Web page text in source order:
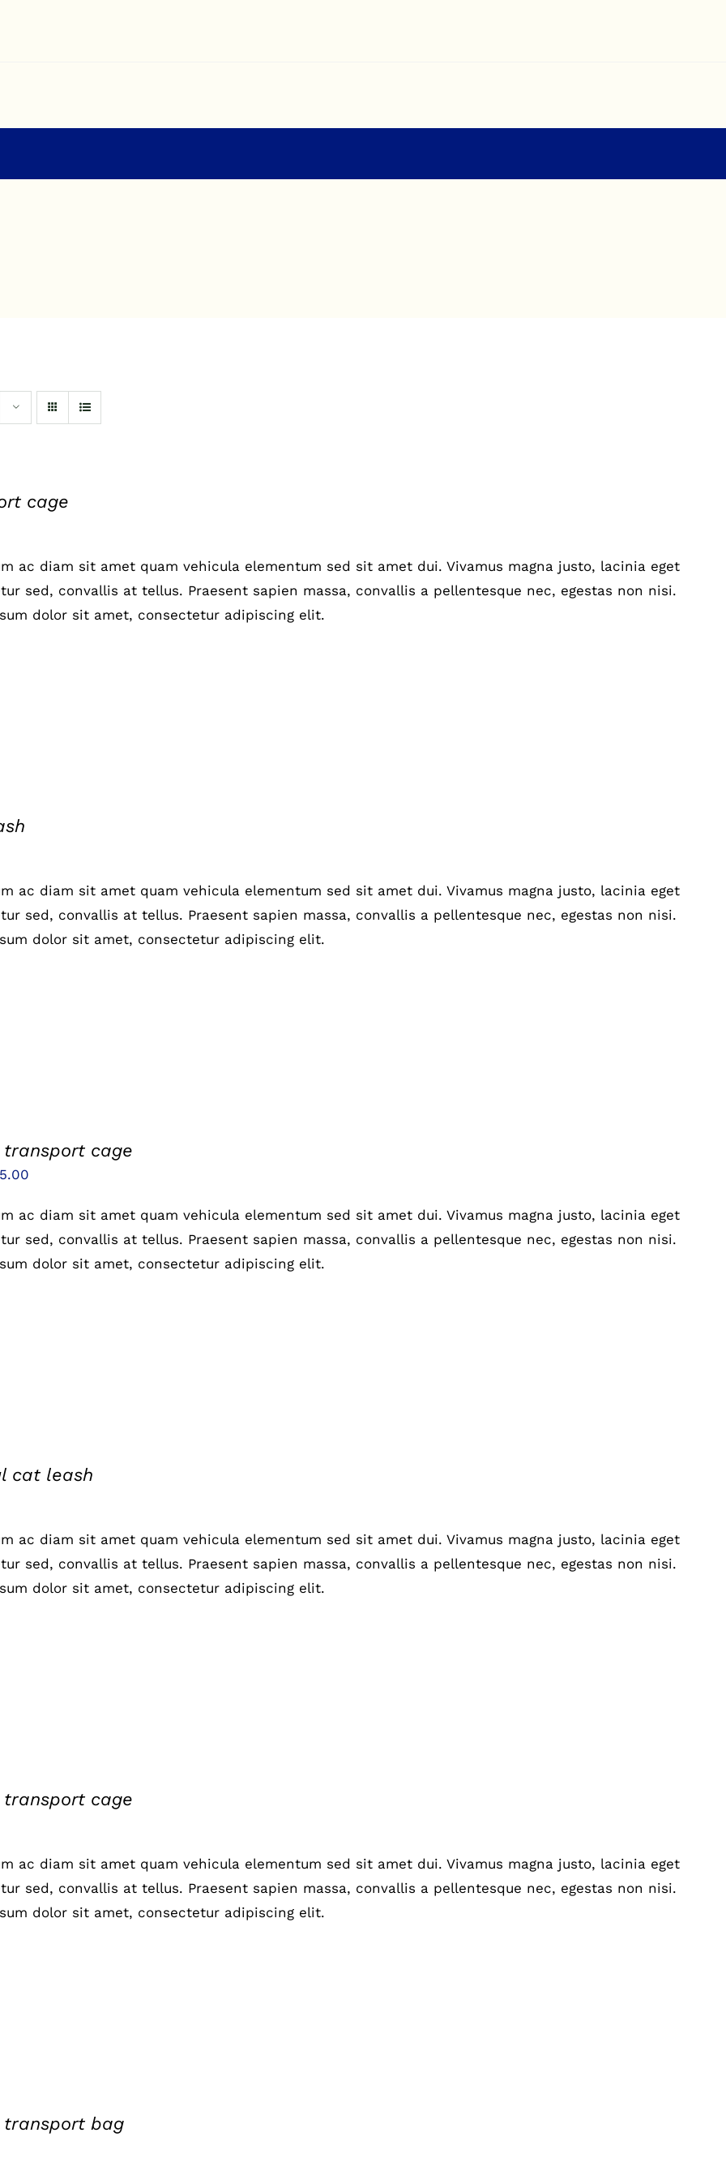
cage
ac diam sit amet quam vehicula elementum sed sit amet dui. Vivamus magna justo, lacinia eget
sed, convallis at tellus. Praesent sapien massa, convallis a pellentesque nec, egestas non nisi.
dolor sit amet, consectetur adipiscing elit.
ac diam sit amet quam vehicula elementum sed sit amet dui. Vivamus magna justo, lacinia eget
sed, convallis at tellus. Praesent sapien massa, convallis a pellentesque nec, egestas non nisi.
dolor sit amet, consectetur adipiscing elit.
cage
ist:
£25.00.
ac diam sit amet quam vehicula elementum sed sit amet dui. Vivamus magna justo, lacinia eget
sed, convallis at tellus. Praesent sapien massa, convallis a pellentesque nec, egestas non nisi.
dolor sit amet, consectetur adipiscing elit.
cat leash
ac diam sit amet quam vehicula elementum sed sit amet dui. Vivamus magna justo, lacinia eget
sed, convallis at tellus. Praesent sapien massa, convallis a pellentesque nec, egestas non nisi.
dolor sit amet, consectetur adipiscing elit.
cage
ac diam sit amet quam vehicula elementum sed sit amet dui. Vivamus magna justo, lacinia eget
sed, convallis at tellus. Praesent sapien massa, convallis a pellentesque nec, egestas non nisi.
dolor sit amet, consectetur adipiscing elit.
transport bag